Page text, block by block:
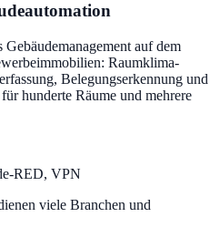
auf dem
Raumklima-
Belegungserkennung und
hunderte Räume und mehrere
RED, VPN
viele Branchen und